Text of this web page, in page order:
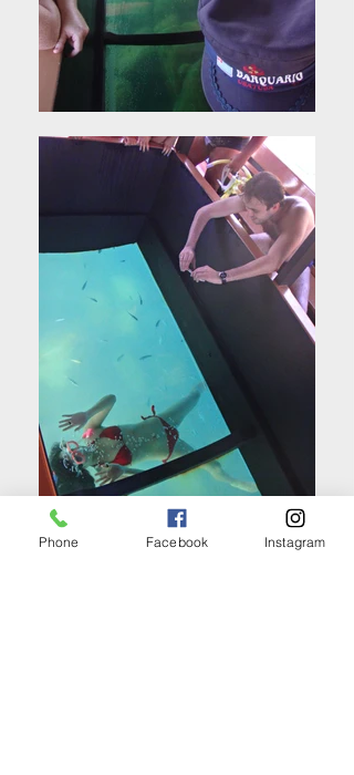
Phone Facebook Instagram